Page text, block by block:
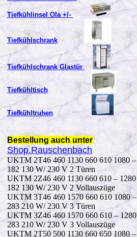
Tiefkühlinsel Ola +/-
Tiefkühlschrank
Tiefkühlschrank Glastür
Tiefkühltisch
Tiefkühltruhen
Bestellung auch unter
Shop.Rauschenbach
UKTM 2T46 460 1130 660 610 1080 –
182 130 W/ 230 V 2 Türen
UKTM 2Z46 460 1130 660 610 – 1280
182 130 W/ 230 V 2 Vollauszüge
UKTM 3T46 460 1570 660 610 1080 –
283 210 W/ 230 V 3 Türen
UKTM 3Z46 460 1570 660 610 – 1280
283 210 W/ 230 V 3 Vollauszüge
UKTM 2T50 500 1130 660 650 1080 –